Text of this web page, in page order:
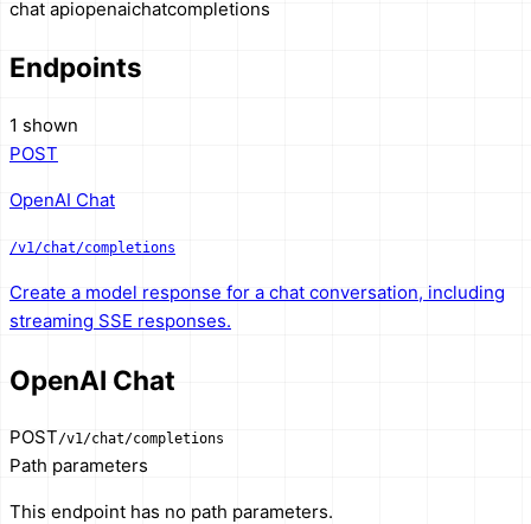
chat apiopenaichatcompletions
Endpoints
1 shown
POST
OpenAI Chat
/v1/chat/completions
Create a model response for a chat conversation, including
streaming SSE responses.
OpenAI Chat
POST/v1/chat/completions
Path parameters
This endpoint has no path parameters.